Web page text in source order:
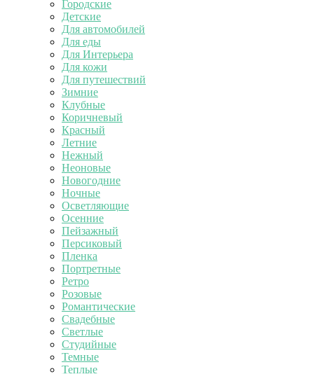
Городские
Детские
Для автомобилей
Для еды
Для Интерьера
Для кожи
Для путешествий
Зимние
Клубные
Коричневый
Красный
Летние
Нежный
Неоновые
Новогодние
Ночные
Осветляющие
Осенние
Пейзажный
Персиковый
Пленка
Портретные
Ретро
Розовые
Романтические
Свадебные
Светлые
Студийные
Темные
Теплые